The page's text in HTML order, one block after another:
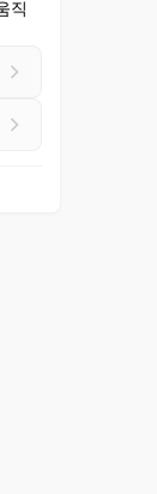
직